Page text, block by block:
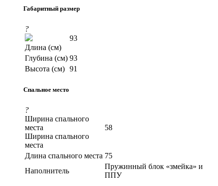
Габаритный размер
?
Длина (см)
93
Глубина (см) 93
Высота (см) 91
Спальное место
?
Ширина спального
места
Ширина спального
места
58
Длина спального места 75
Наполнитель
Пружинный блок «змейка» и
ППУ